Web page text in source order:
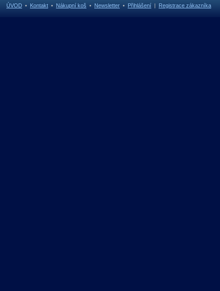
ÚVOD • Kontakt • Nákupní koš • Newsletter • Přihlášení | Registrace zákazníka